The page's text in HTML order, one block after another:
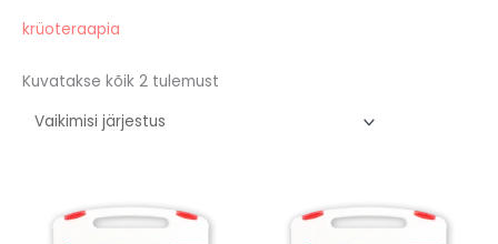
krüoteraapia
Kuvatakse kõik 2 tulemust